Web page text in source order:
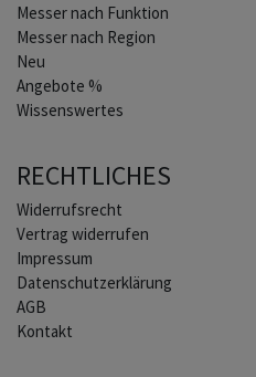
Messer nach Funktion
Messer nach Region
Neu
Angebote %
Wissenswertes
RECHTLICHES
Widerrufs­recht
Vertrag widerrufen
Impressum
Daten­schutz­erklärung
AGB
Kontakt